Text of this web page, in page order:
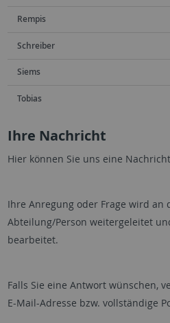
Rempis
Schreiber
Siems
Tobias
Ihre Nachricht
Hier können Sie uns eine
Ihre Anregung oder Frage wird an
Abteilung/Person weitergeleitet
bearbeitet.
Falls Sie eine Antwort wünschen,
E-Mail-Adresse bzw. vollständige